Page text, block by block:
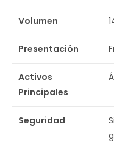
Volumen
Presentación
Activos
Principales
Seguridad